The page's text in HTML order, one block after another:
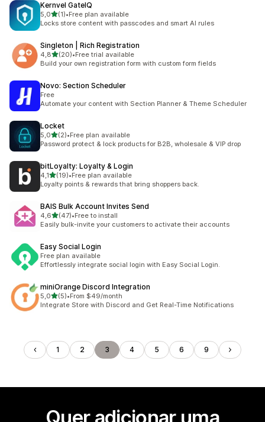
Kernvel GateIQ
5,0de 5 estrelas
(1)
1 total de avaliações
•Free plan available
Locks store content with passcodes and smart AI rules
Singleton | Rich Registration
4,8de 5 estrelas
(20)
20 total de avaliações
•Free trial available
Build your own registration form with custom form fields
Novo: Section Scheduler
Free
Automate your content with Section Planner & Theme Scheduler
Locket
5,0de 5 estrelas
(2)
2 total de avaliações
•Free plan available
Password protect & lock products for B2B, wholesale & VIP drop
bitLoyalty: Loyalty & Login
4,1de 5 estrelas
(19)
19 total de avaliações
•Free plan available
Loyalty points & rewards that bring shoppers back.
BAIS Bulk Account Invites Send
4,6de 5 estrelas
(47)
47 total de avaliações
•Free to install
Easily bulk-invite your customers to activate their accounts
Easy Social Login
Free plan available
Effortlessly integrate social login with Easy Social Login.
miniOrange Discord Integration
5,0de 5 estrelas
(5)
5 total de avaliações
•From $49/month
Integrate Store with Discord and Get Real-Time Notifications
1 2 3 4 5 6 9
Quer adicionar uma